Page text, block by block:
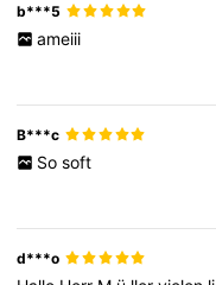
b***5
ameiii
B***c
So soft
d***o